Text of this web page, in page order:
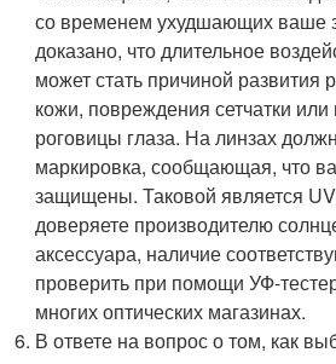
со временем ухудшающих ваше
доказано, что длительное
может стать причиной развития
кожи, повреждения сетчатки
роговицы глаза. На линзах
маркировка, сообщающая, что
защищены. Таковой является
доверяете производителю
аксессуара, наличие
проверить при помощи УФ-
многих оптических магазинах.
В ответе на вопрос о том, как